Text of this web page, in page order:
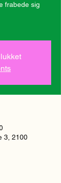
frabede sig
3, 2100